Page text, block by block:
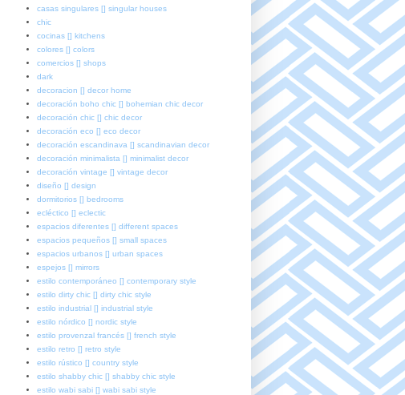
casas singulares [] singular houses
chic
cocinas [] kitchens
colores [] colors
comercios [] shops
dark
decoracion [] decor home
decoración boho chic [] bohemian chic decor
decoración chic [] chic decor
decoración eco [] eco decor
decoración escandinava [] scandinavian decor
decoración minimalista [] minimalist decor
decoración vintage [] vintage decor
diseño [] design
dormitorios [] bedrooms
ecléctico [] eclectic
espacios diferentes [] different spaces
espacios pequeños [] small spaces
espacios urbanos [] urban spaces
espejos [] mirrors
estilo contemporáneo [] contemporary style
estilo dirty chic [] dirty chic style
estilo industrial [] industrial style
estilo nórdico [] nordic style
estilo provenzal francés [] french style
estilo retro [] retro style
estilo rústico [] country style
estilo shabby chic [] shabby chic style
estilo wabi sabi [] wabi sabi style